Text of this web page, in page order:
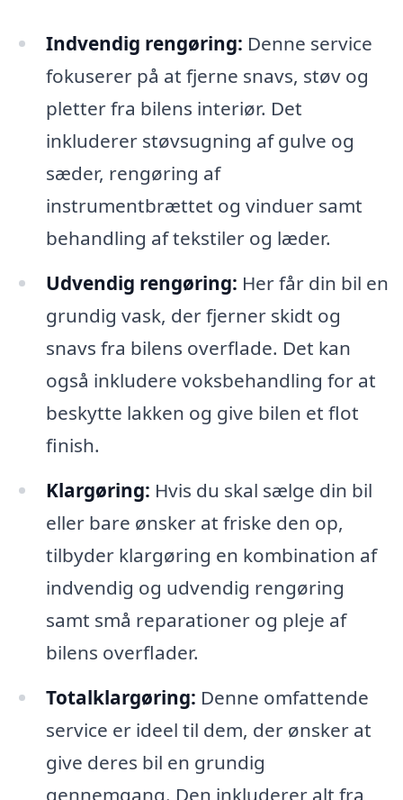
Indvendig rengøring: Denne service
fokuserer på at fjerne snavs, støv og
pletter fra bilens interiør. Det
inkluderer støvsugning af gulve og
sæder, rengøring af
instrumentbrættet og vinduer samt
behandling af tekstiler og læder.
Udvendig rengøring: Her får din bil en
grundig vask, der fjerner skidt og
snavs fra bilens overflade. Det kan
også inkludere voksbehandling for at
beskytte lakken og give bilen et flot
finish.
Klargøring: Hvis du skal sælge din bil
eller bare ønsker at friske den op,
tilbyder klargøring en kombination af
indvendig og udvendig rengøring
samt små reparationer og pleje af
bilens overflader.
Totalklargøring: Denne omfattende
service er ideel til dem, der ønsker at
give deres bil en grundig
gennemgang. Den inkluderer alt fra